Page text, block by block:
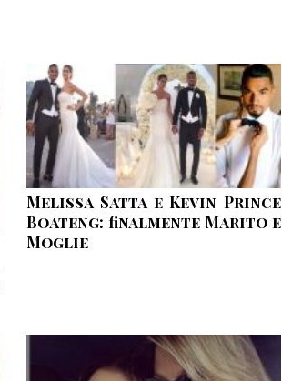
Melissa Satta e Kevin Prince
Boateng: finalmente Marito e
Moglie